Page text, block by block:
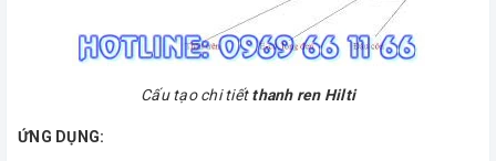
Cấu tạo chi tiếtthanh ren Hilti
ỨNG DỤNG: